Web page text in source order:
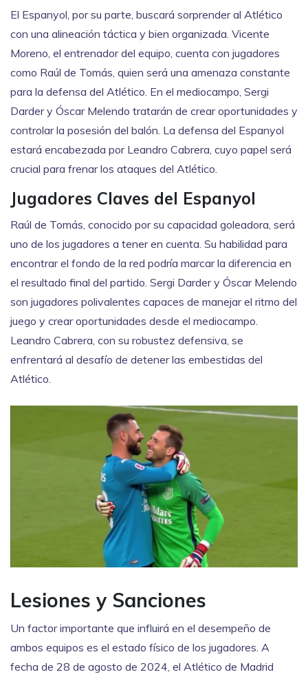
El Espanyol, por su parte, buscará sorprender al Atlético
con una alineación táctica y bien organizada. Vicente
Moreno, el entrenador del equipo, cuenta con jugadores
como Raúl de Tomás, quien será una amenaza constante
para la defensa del Atlético. En el mediocampo, Sergi
Darder y Óscar Melendo tratarán de crear oportunidades y
controlar la posesión del balón. La defensa del Espanyol
estará encabezada por Leandro Cabrera, cuyo papel será
crucial para frenar los ataques del Atlético.
Jugadores Claves del Espanyol
Raúl de Tomás, conocido por su capacidad goleadora, será
uno de los jugadores a tener en cuenta. Su habilidad para
encontrar el fondo de la red podría marcar la diferencia en
el resultado final del partido. Sergi Darder y Óscar Melendo
son jugadores polivalentes capaces de manejar el ritmo del
juego y crear oportunidades desde el mediocampo.
Leandro Cabrera, con su robustez defensiva, se
enfrentará al desafío de detener las embestidas del
Atlético.
Lesiones y Sanciones
Un factor importante que influirá en el desempeño de
ambos equipos es el estado físico de los jugadores. A
fecha de 28 de agosto de 2024, el Atlético de Madrid